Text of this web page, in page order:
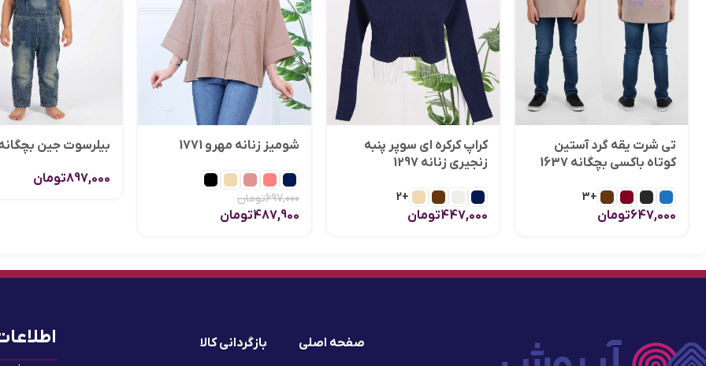
تی شرت یقه گرد آستین
کوتاه باکسی بچگانه 1637
+3
647,000تومان
کراپ کرکره ای سوپر پنبه
زنجیری زنانه 1297
+2
447,000تومان
شومیز زنانه مهرو 1771
697,000تومان
487,900تومان
بیلرسوت جین بچگانه
897,000تومان
صفحه اصلی
بازگردانی کالا